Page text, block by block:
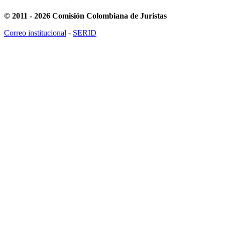
© 2011 - 2026 Comisión Colombiana de Juristas
Correo institucional - SERID